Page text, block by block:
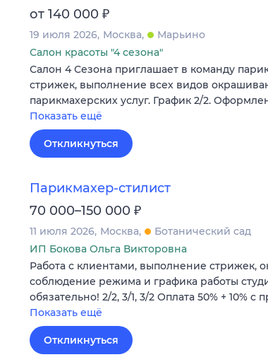
от 140 000 ₽
19 июля 2026 Москва
Марьино
Салон красоты "4 сезона"
Салон 4 Сезона приглашает в команду
стрижек, выполнение всех видов
парикмахерских услуг. График 2/2.
Показать ещё
Откликнуться
Парикмахер-стилист
70 000–150 000 ₽
11 июля 2026 Москва
Ботанический сад
ИП Бокова Ольга Викторовна
Работа с клиентами, выполнение стрижек,
соблюдение режима и графика работы
обязательно! 2/2, 3/1, 3/2 Оплата 50% + 10% с
Показать ещё
Откликнуться